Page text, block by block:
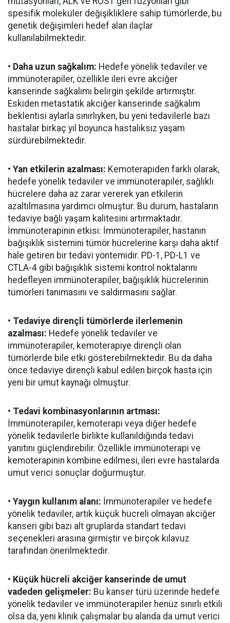
spesifik moleküler değişikliklere sahip tümörlerde, bu
genetik değişimleri hedef alan ilaçlar
kullanılabilmektedir.
• Daha uzun sağkalım: Hedefe yönelik tedaviler ve
immünoterapiler, özellikle ileri evre akciğer
kanserinde sağkalımı belirgin şekilde artırmıştır.
Eskiden metastatik akciğer kanserinde sağkalım
beklentisi aylarla sınırlıyken, bu yeni tedavilerle bazı
hastalar birkaç yıl boyunca hastalıksız yaşam
sürdürebilmektedir.
• Yan etkilerin azalması: Kemoterapiden farklı olarak,
hedefe yönelik tedaviler ve immünoterapiler, sağlıklı
hücrelere daha az zarar vererek yan etkilerin
azaltılmasına yardımcı olmuştur. Bu durum, hastaların
tedaviye bağlı yaşam kalitesini artırmaktadır.
İmmünoterapinin etkisi: İmmünoterapiler, hastanın
bağışıklık sistemini tümör hücrelerine karşı daha aktif
hale getiren bir tedavi yöntemidir. PD-1, PD-L1 ve
CTLA-4 gibi bağışıklık sistemi kontrol noktalarını
hedefleyen immünoterapiler, bağışıklık hücrelerinin
tümörleri tanımasını ve saldırmasını sağlar.
• Tedaviye dirençli tümörlerde ilerlemenin
azalması: Hedefe yönelik tedaviler ve
immünoterapiler, kemoterapiye dirençli olan
tümörlerde bile etki gösterebilmektedir. Bu da daha
önce tedaviye dirençli kabul edilen birçok hasta için
yeni bir umut kaynağı olmuştur.
• Tedavi kombinasyonlarının artması:
İmmünoterapiler, kemoterapi veya diğer hedefe
yönelik tedavilerle birlikte kullanıldığında tedavi
yanıtını güçlendirebilir. Özellikle immünoterapi ve
kemoterapinin kombine edilmesi, ileri evre hastalarda
umut verici sonuçlar doğurmuştur.
• Yaygın kullanım alanı: İmmünoterapiler ve hedefe
yönelik tedaviler, artık küçük hücreli olmayan akciğer
kanseri gibi bazı alt gruplarda standart tedavi
seçenekleri arasına girmiştir ve birçok kılavuz
tarafından önerilmektedir.
• Küçük hücreli akciğer kanserinde de umut
vadeden gelişmeler: Bu kanser türü üzerinde hedefe
yönelik tedaviler ve immünoterapiler henüz sınırlı etkili
olsa da, yeni klinik çalışmalar bu alanda da umut verici